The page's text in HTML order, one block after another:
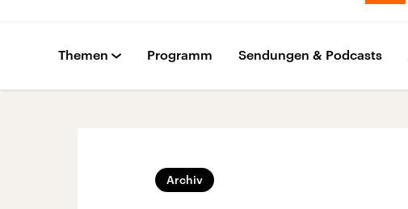
Themen Programm Sendungen & Podcasts
Archiv